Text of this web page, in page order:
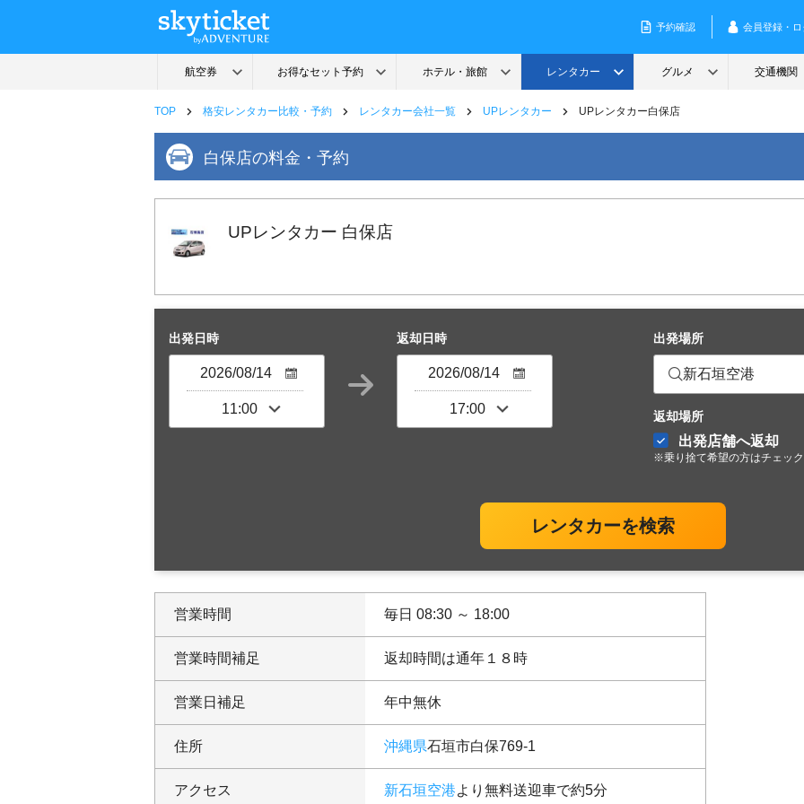
TOP 格安レンタカー比較・予約 レンタカー会社一覧 UPレンタカー UPレンタカー白保店
白保店の料金・予約
UPレンタカー 白保店
出発日時 返却日時 出発場所
新石垣空港
返却場所
出発店舗へ返却
※乗り捨て希望の方はチェッ
レンタカーを検索
営業時間 毎日 08:30 ～ 18:00
営業時間補足 返却時間は通年１８時
営業日補足 年中無休
住所 沖縄県石垣市白保769-1
アクセス 新石垣空港より無料送迎車で約5分